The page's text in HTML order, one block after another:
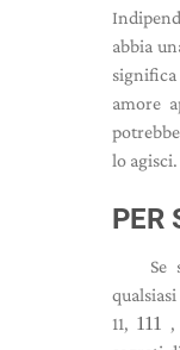
abbia
amore
lo agisci.
PER
Se
11, 111 ,